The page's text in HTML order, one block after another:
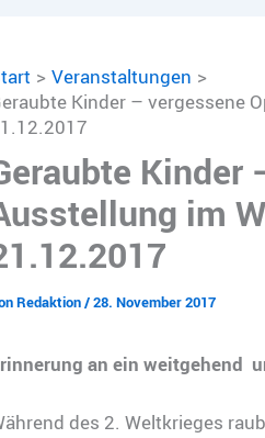
Veranstaltungen
Kinder – vergessene
Kinder
im
Redaktion/28. November 2017
an ein weitgehend
des 2. Weltkrieges